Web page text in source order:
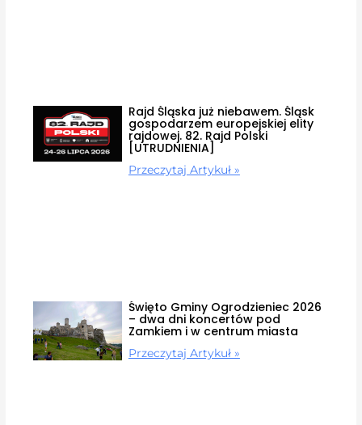
Rajd Śląska już niebawem. Śląsk
gospodarzem europejskiej elity
rajdowej. 82. Rajd Polski
[UTRUDNIENIA]
Przeczytaj Artykuł »
Święto Gminy Ogrodzieniec 2026
– dwa dni koncertów pod
Zamkiem i w centrum miasta
Przeczytaj Artykuł »